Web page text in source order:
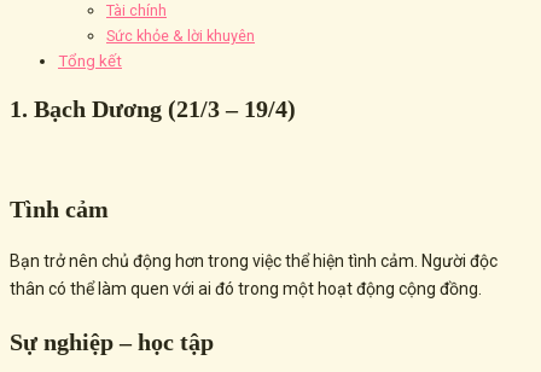
Tài chính
Sức khỏe & lời khuyên
Tổng kết
1. Bạch Dương (21/3 – 19/4)
Tình cảm
Bạn trở nên chủ động hơn trong việc thể hiện tình cảm. Người độc
thân có thể làm quen với ai đó trong một hoạt động cộng đồng.
Sự nghiệp – học tập